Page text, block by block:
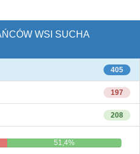
WSI SUCHA
405
197
208
51,4%